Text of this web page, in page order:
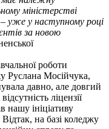
міністерстві
уже у наступному році
за новою
роботи
Руслана Мосійчука,
давно, але довгий
ліцензії
нашу ініціативу
на базі коледжу